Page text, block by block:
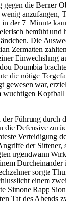
gegen die Berner
anzufangen,
in der 7. Minute
bemüht und
Die
Zermatten
Einwechslung
Doumbia
die nötige
gewesen war,
wuchtigen
der Führung durch
die Defensive
Verteidigung
der Sittener,
irgendwann
sorgte
einem
Simone Rapp
Tat des Abends